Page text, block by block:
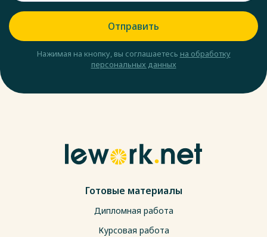
Отправить
Нажимая на кнопку, вы соглашаетесь на обработку
персональных данных
Готовые материалы
Дипломная работа
Курсовая работа